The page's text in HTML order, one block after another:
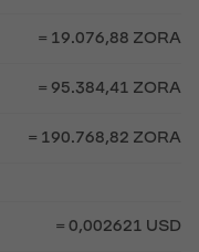
= 19.076,88 ZORA
= 95.384,41 ZORA
= 190.768,82 ZORA
= 0,002621 USD